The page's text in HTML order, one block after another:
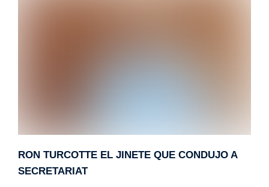
RON TURCOTTE EL JINETE QUE CONDUJO A
SECRETARIAT